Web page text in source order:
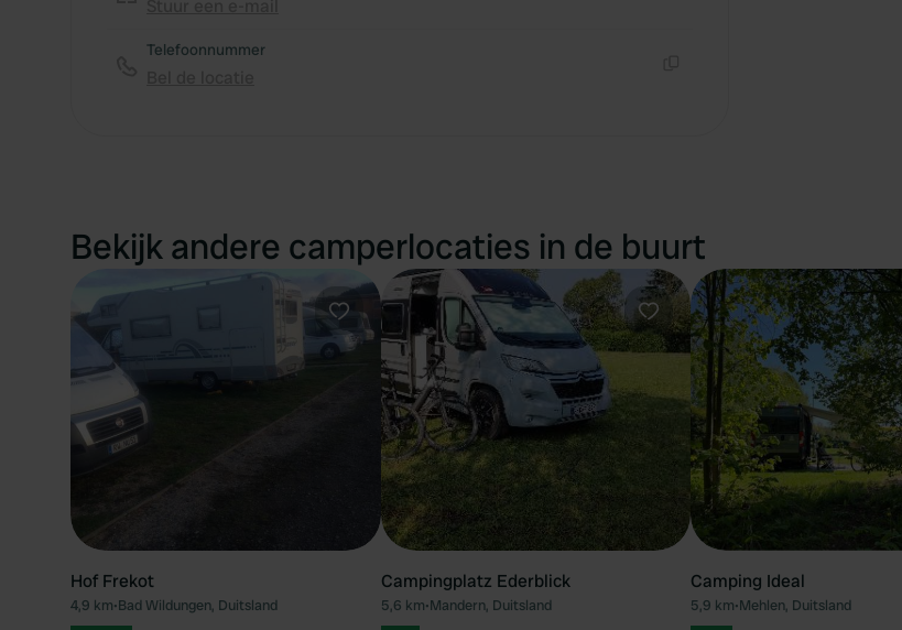
Telefoonnummer
Bekijk andere camperlocaties in de buurt
Favoriet
Hof Frekot
4,9 km•Bad Wildungen, Duitsland
Favoriet
Campingplatz Ederblick
5,6 km•Mandern, Duitsland
Camping Ideal
5,9 km•Mehlen, Duitsland